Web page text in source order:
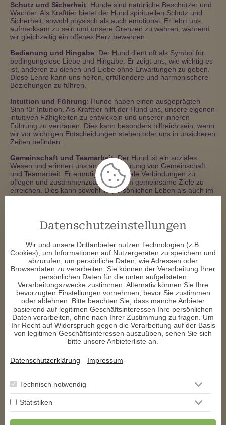
Schutz und Sicherheit: Hunde sind natürliche Beschützer und
Wächter. Als Krafttier bietet der Hund spirituellen Schutz und
Sicherheit, sowohl physisch als auch emotional. Er lehrt uns,
aufmerksam zu sein und unsere Grenzen zu wahren, während
wir gleichzeitig ein offenes Herz bewahren.
Bedienung und Hingabe: Der Hund dient oft als Symbol für
bedingungslose Liebe und Hingabe. Er zeigt uns, wie wichtig es
ist, anderen zu dienen und Liebe ohne Erwartungen zu geben.
Diese Lehre kann uns helfen, erfüllendere und harmonischere
Beziehungen zu führen.
Intuition und Führung: Hunde haben einen ausgeprägten
Sinn für Intuition. Als Krafttier hilft der Hund uns, unsere eigenen
intuitiven Fähigkeiten zu entwickeln und unserer inneren
Führung zu vertrauen. Dies kann besonders hilfreich sein, wenn
wir vor wichtigen Entscheidungen stehen oder uns in unsicheren
Zeiten befinden.
Gemeinschaft und Teamarbeit: Der Hund ist ein soziales
Wesen und erinnert uns an die Bedeutung von Gemeinschaft
und Teamarbeit. Er ermutigt uns, soziale Verbindungen zu
pflegen und zusammenzuarbeiten, um gemeinsame Ziele zu
erreichen. Dies kann sowohl im persönlichen Leben als auch im
beruflichen Umfeld von großem Nutzen sein.
Um die Weisheiten und Lehren des Krafttiers Hund in Ihr Leben
zu integrieren, können Sie verschiedene spirituelle Praktiken
Meditation und Visualisierung: Nehmen Sie sich Zeit, um in
Meditation zu gehen und sich das Bild eines Hundes
vorzustellen. Fragen Sie nach Führung und achten Sie auf die
Botschaften, die Sie erhalten.
Symbolik im Alltag: Integrieren Sie Hundesymbole in Ihren
Alltag, sei es durch Bilder, Statuen oder Schmuckstücke. Diese
Symbole können als ständige Erinnerung an die Lehren des
Krafttiers dienen.
Naturverbundenheit: Verbringen Sie Zeit in der Natur und
beobachten Sie Hunde in ihrem natürlichen Verhalten. Dies
Begleitern zu entwickeln.
Das Krafttier Hund ist ein mächtiger spiritueller Führer, der uns
vermittelt. Indem wir uns mit diesem treuen Begleiter verbinden,
können wir wertvolle Einsichten gewinnen und ein erfüllteres
Datenschutzeinstellungen
Wir und unsere Drittanbieter nutzen Technologien (z.B.
Cookies), um Informationen auf Nutzergeräten zu speichern und
abzurufen, um persönliche Daten, wie Adressen oder
Browserdaten zu verarbeiten. Sie können der Verarbeitung Ihrer
persönlichen Daten für die unten aufgelisteten
Verarbeitungszwecke zustimmen. Alternativ können Sie Ihre
bevorzugten Einstellungen vornehmen, bevor Sie zustimmen
oder ablehnen. Bitte beachten Sie, dass manche Anbieter
basierend auf legitimen Geschäftsinteressen Ihre persönlichen
Daten verarbeiten, ohne nach Ihrer Zustimmung zu fragen. Um
Ihr Recht auf Widerspruch gegen die Verarbeitung auf der Basis
von legitimen Geschäftsinteressen auszuüben, sehen Sie sich
bitte unsere Anbieterliste an.
Datenschutzerklärung Impressum
Technisch notwendig
Statistiken